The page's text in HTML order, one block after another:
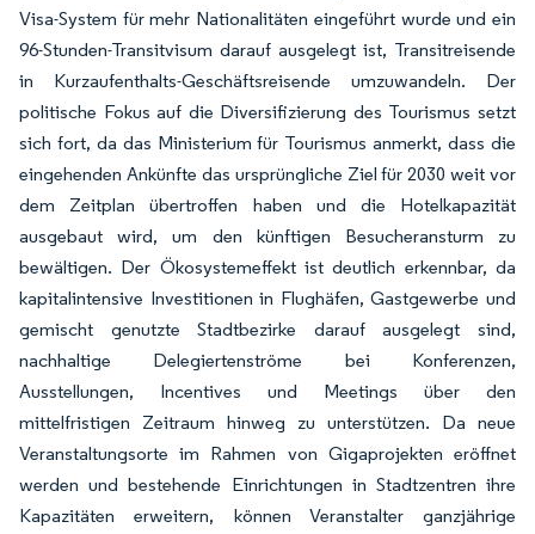
Visa-System für mehr Nationalitäten eingeführt wurde und ein
96-Stunden-Transitvisum darauf ausgelegt ist, Transitreisende
in Kurzaufenthalts-Geschäftsreisende umzuwandeln. Der
politische Fokus auf die Diversifizierung des Tourismus setzt
sich fort, da das Ministerium für Tourismus anmerkt, dass die
eingehenden Ankünfte das ursprüngliche Ziel für 2030 weit vor
dem Zeitplan übertroffen haben und die Hotelkapazität
ausgebaut wird, um den künftigen Besucheransturm zu
bewältigen. Der Ökosystemeffekt ist deutlich erkennbar, da
kapitalintensive Investitionen in Flughäfen, Gastgewerbe und
gemischt genutzte Stadtbezirke darauf ausgelegt sind,
nachhaltige Delegiertenströme bei Konferenzen,
Ausstellungen, Incentives und Meetings über den
mittelfristigen Zeitraum hinweg zu unterstützen. Da neue
Veranstaltungsorte im Rahmen von Gigaprojekten eröffnet
werden und bestehende Einrichtungen in Stadtzentren ihre
Kapazitäten erweitern, können Veranstalter ganzjährige